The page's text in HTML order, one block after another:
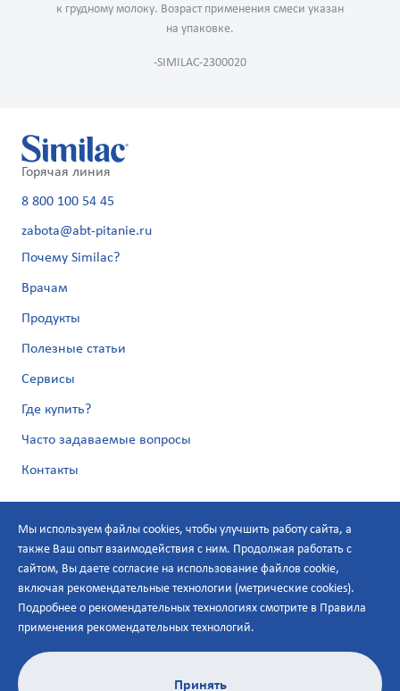
к грудному молоку. Возраст применения смеси указан
на упаковке.
-SIMILAC-2300020
Горячая линия
8 800 100 54 45
zabota@abt-pitanie.ru
Почему Similac?
Врачам
Продукты
Полезные статьи
Сервисы
Где купить?
Часто задаваемые вопросы
Контакты
Политика по персональным данным
Правила применения рекомендательных технологий
Мы используем файлы cookies, чтобы улучшить работу сайта, а
также Ваш опыт взаимодействия с ним. Продолжая работать с
сайтом, Вы даете согласие на использование файлов cookie,
включая рекомендательные технологии (метрические cookies).
Подробнее о рекомендательных технологиях смотрите в Правила
применения рекомендательных технологий.
Принять